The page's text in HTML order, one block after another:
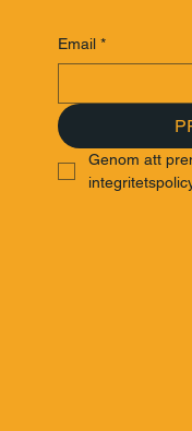
Email *
Genom att